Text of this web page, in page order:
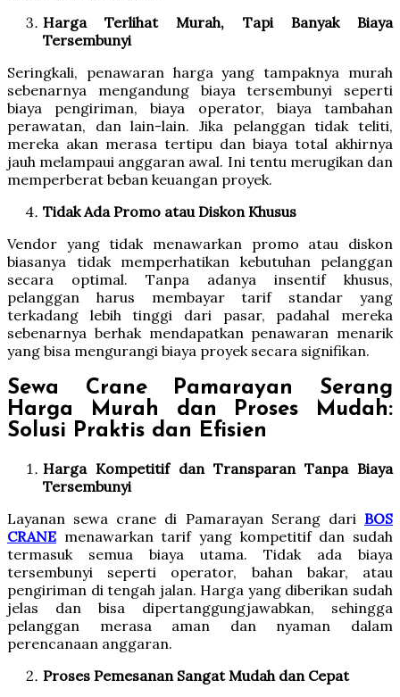
Harga Terlihat Murah, Tapi Banyak Biaya
Tersembunyi
Seringkali, penawaran harga yang tampaknya murah
sebenarnya mengandung biaya tersembunyi seperti
biaya pengiriman, biaya operator, biaya tambahan
perawatan, dan lain-lain. Jika pelanggan tidak teliti,
mereka akan merasa tertipu dan biaya total akhirnya
jauh melampaui anggaran awal. Ini tentu merugikan dan
memperberat beban keuangan proyek.
Tidak Ada Promo atau Diskon Khusus
Vendor yang tidak menawarkan promo atau diskon
biasanya tidak memperhatikan kebutuhan pelanggan
secara optimal. Tanpa adanya insentif khusus,
pelanggan harus membayar tarif standar yang
terkadang lebih tinggi dari pasar, padahal mereka
sebenarnya berhak mendapatkan penawaran menarik
yang bisa mengurangi biaya proyek secara signifikan.
Sewa Crane Pamarayan Serang
Harga Murah dan Proses Mudah:
Solusi Praktis dan Efisien
Harga Kompetitif dan Transparan Tanpa Biaya
Tersembunyi
Layanan sewa crane di Pamarayan Serang dari BOS
CRANE menawarkan tarif yang kompetitif dan sudah
termasuk semua biaya utama. Tidak ada biaya
tersembunyi seperti operator, bahan bakar, atau
pengiriman di tengah jalan. Harga yang diberikan sudah
jelas dan bisa dipertanggungjawabkan, sehingga
pelanggan merasa aman dan nyaman dalam
perencanaan anggaran.
Proses Pemesanan Sangat Mudah dan Cepat